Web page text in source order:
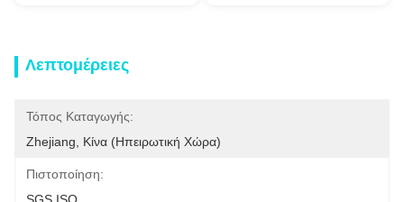
Λεπτομέρειες
Τόπος Καταγωγής:
Zhejiang, Κίνα (ηπειρωτική Χώρα)
Πιστοποίηση: